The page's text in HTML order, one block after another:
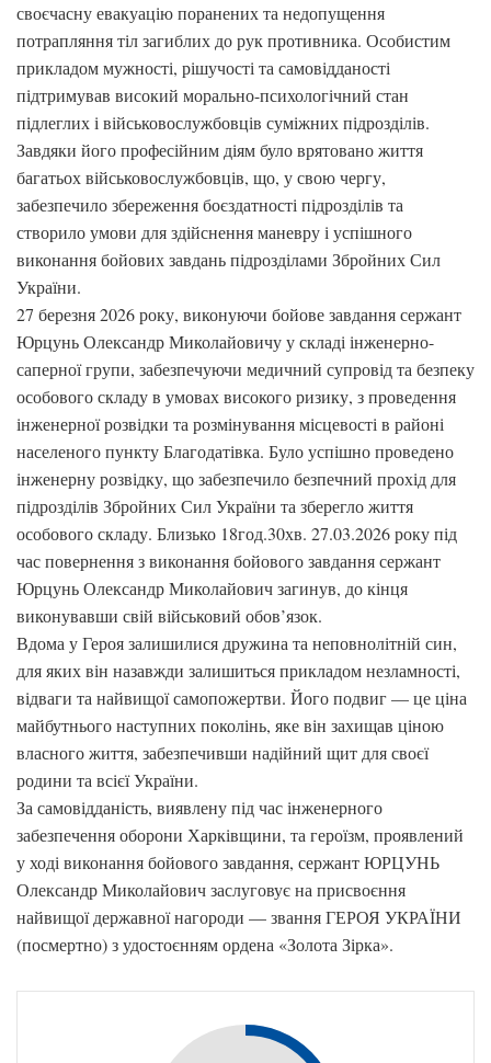
своєчасну евакуацію поранених та недопущення
потрапляння тіл загиблих до рук противника. Особистим
прикладом мужності, рішучості та самовідданості
підтримував високий морально-психологічний стан
підлеглих і військовослужбовців суміжних підрозділів.
Завдяки його професійним діям було врятовано життя
багатьох військовослужбовців, що, у свою чергу,
забезпечило збереження боєздатності підрозділів та
створило умови для здійснення маневру і успішного
виконання бойових завдань підрозділами Збройних Сил
України.
27 березня 2026 року, виконуючи бойове завдання сержант
Юрцунь Олександр Миколайовичу у складі інженерно-
саперної групи, забезпечуючи медичний супровід та безпеку
особового складу в умовах високого ризику, з проведення
інженерної розвідки та розмінування місцевості в районі
населеного пункту Благодатівка. Було успішно проведено
інженерну розвідку, що забезпечило безпечний прохід для
підрозділів Збройних Сил України та зберегло життя
особового складу. Близько 18год.30хв. 27.03.2026 року під
час повернення з виконання бойового завдання сержант
Юрцунь Олександр Миколайович загинув, до кінця
виконувавши свій військовий обов’язок.
Вдома у Героя залишилися дружина та неповнолітній син,
для яких він назавжди залишиться прикладом незламності,
відваги та найвищої самопожертви. Його подвиг — це ціна
майбутнього наступних поколінь, яке він захищав ціною
власного життя, забезпечивши надійний щит для своєї
родини та всієї України.
За самовідданість, виявлену під час інженерного
забезпечення оборони Харківщини, та героїзм, проявлений
у ході виконання бойового завдання, сержант ЮРЦУНЬ
Олександр Миколайович заслуговує на присвоєння
найвищої державної нагороди — звання ГЕРОЯ УКРАЇНИ
(посмертно) з удостоєнням ордена «Золота Зірка».